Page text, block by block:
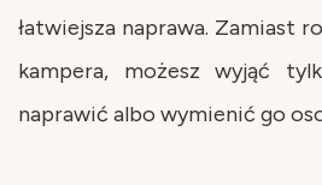
łatwiejsza naprawa. Zamiast
kampera, możesz wyjąć
naprawić albo wymienić go